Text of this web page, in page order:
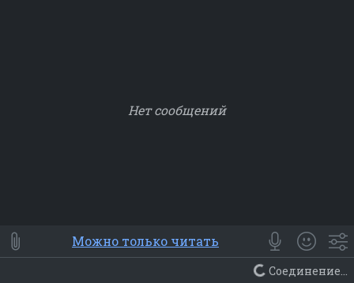
Нет сообщений
⭐ Мои Smile
😀 Emoji
Смайлики
Люди Животные Еда Объекты
Можно только читать
Соединение...